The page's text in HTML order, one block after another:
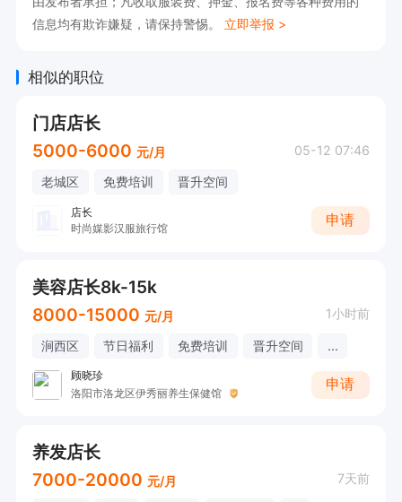
洛阳直聘看到的】
信息均有欺诈嫌疑，请保持警惕。 立即举报 >
相似的职位
门店店长
5000-6000 元/月 05-12 07:46
老城区 免费培训 晋升空间
店长
时尚媒影汉服旅行馆
申请
美容店长8k-15k
8000-15000 元/月 1小时前
涧西区 节日福利 免费培训 晋升空间 ...
顾晓珍
洛阳市洛龙区伊秀丽养生保健馆
申请
养发店长
7000-20000 元/月 7天前